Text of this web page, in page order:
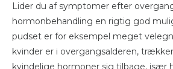
Lider du af symptomer efter
hormonbehandling en rigtig god
pudset er for eksempel meget
kvinder er i overgangsalderen,
kvindelige hormoner sig tilbage, især